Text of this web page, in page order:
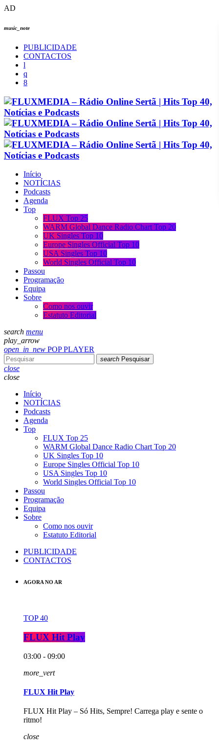
AD
music_note
PUBLICIDADE
CONTACTOS
Início
NOTÍCIAS
Podcasts
Agenda
Top
FLUX Top 25
WARM Global Dance Radio Chart Top 20
UK Singles Top 10
Europe Singles Official Top 10
USA Singles Top 10
World Singles Official Top 10
Passou
Programação
Equipa
Sobre
Como nos ouvir
Estatuto Editorial
search menu
play_arrow
open_in_new POP PLAYER
search Pesquisar
close
close
Início
NOTÍCIAS
Podcasts
Agenda
Top
FLUX Top 25
WARM Global Dance Radio Chart Top 20
UK Singles Top 10
Europe Singles Official Top 10
USA Singles Top 10
World Singles Official Top 10
Passou
Programação
Equipa
Sobre
Como nos ouvir
Estatuto Editorial
PUBLICIDADE
CONTACTOS
AGORA NO AR
TOP 40
FLUX Hit Play
03:00 - 09:00
more_vert
FLUX Hit Play
FLUX Hit Play – Só Hits, Sempre! Carrega play e sente o
ritmo!
close